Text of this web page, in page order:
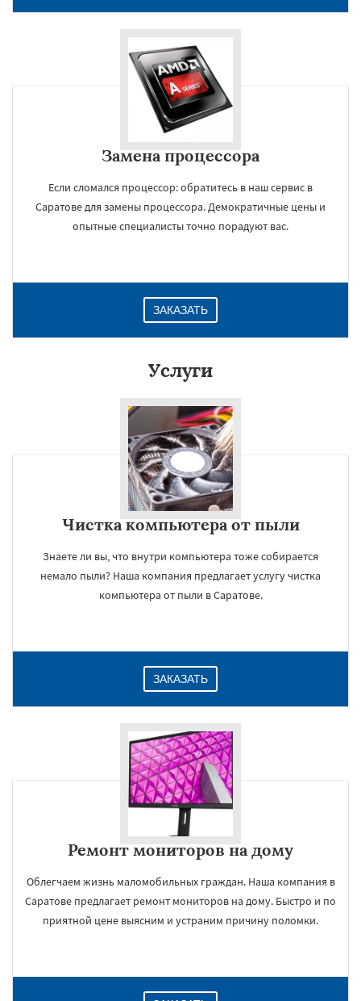
Замена процессора
Если сломался процессор: обратитесь в наш сервис в
Саратове для замены процессора. Демократичные цены и
опытные специалисты точно порадуют вас.
ЗАКАЗАТЬ
Услуги
Чистка компьютера от пыли
Знаете ли вы, что внутри компьютера тоже собирается
немало пыли? Наша компания предлагает услугу чистка
компьютера от пыли в Саратове.
ЗАКАЗАТЬ
Ремонт мониторов на дому
Облегчаем жизнь маломобильных граждан. Наша компания в
Саратове предлагает ремонт мониторов на дому. Быстро и по
приятной цене выясним и устраним причину поломки.
×